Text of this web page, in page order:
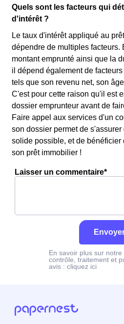
Quels sont les facteurs qui
d'intérêt ?
Le taux d'intérêt appliqué au
dépendre de multiples facteurs.
montant emprunté ainsi que la
il dépend également de
tels que son revenu net, son
C'est pour cette raison qu'il est
dossier emprunteur avant de
Faire appel aux services d'un
son dossier permet de
solide possible, et de bénéficier
son prêt immobilier !
Laisser un commentaire*
En savoir plus sur notre
contrôle, traitement et
avis : cliquez ici